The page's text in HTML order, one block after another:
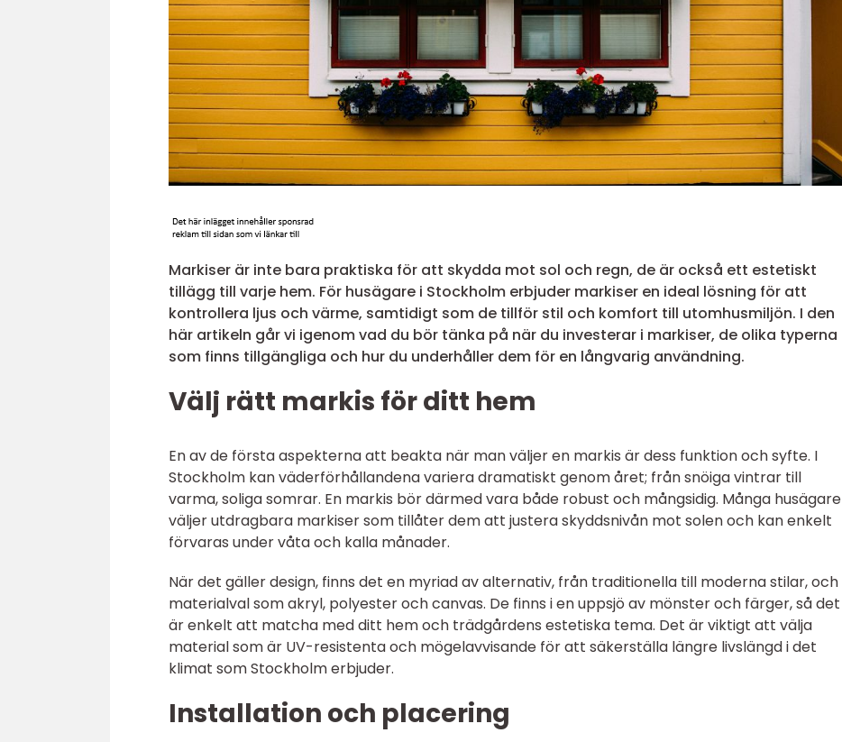
Markiser är inte bara praktiska för att skydda mot sol och regn, de är också ett estetiskt
tillägg till varje hem. För husägare i Stockholm erbjuder markiser en ideal lösning för att
kontrollera ljus och värme, samtidigt som de tillför stil och komfort till utomhusmiljön. I den
här artikeln går vi igenom vad du bör tänka på när du investerar i markiser, de olika typerna
som finns tillgängliga och hur du underhåller dem för en långvarig användning.
Välj rätt markis för ditt hem
En av de första aspekterna att beakta när man väljer en markis är dess funktion och syfte. I
Stockholm kan väderförhållandena variera dramatiskt genom året; från snöiga vintrar till
varma, soliga somrar. En markis bör därmed vara både robust och mångsidig. Många husägare
väljer utdragbara markiser som tillåter dem att justera skyddsnivån mot solen och kan enkelt
förvaras under våta och kalla månader.
När det gäller design, finns det en myriad av alternativ, från traditionella till moderna stilar, och
materialval som akryl, polyester och canvas. De finns i en uppsjö av mönster och färger, så det
är enkelt att matcha med ditt hem och trädgårdens estetiska tema. Det är viktigt att välja
material som är UV-resistenta och mögelavvisande för att säkerställa längre livslängd i det
klimat som Stockholm erbjuder.
Installation och placering